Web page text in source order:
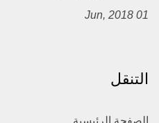
01 Jun, 2018
التنقل
الصفحة الرئيسية